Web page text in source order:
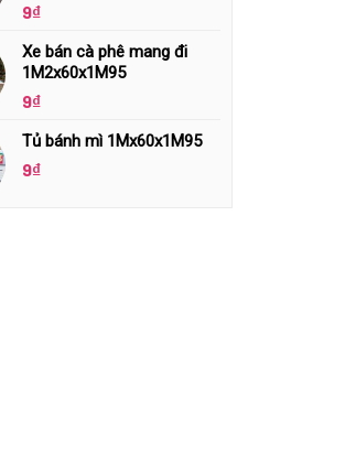
9₫
Xe bán cà phê mang đi
1M2x60x1M95
9₫
Tủ bánh mì 1Mx60x1M95
9₫